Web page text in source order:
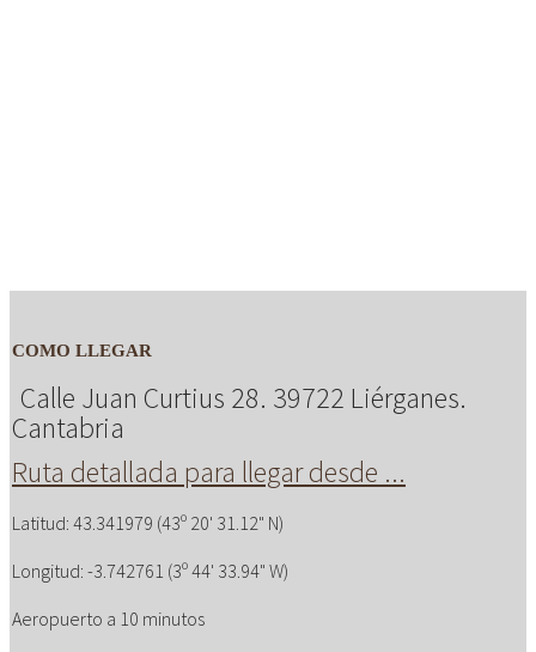
COMO LLEGAR
Calle Juan Curtius 28. 39722 Liérganes.
Cantabria
Ruta detallada para llegar desde ...
Latitud: 43.341979 (43º 20' 31.12" N)
Longitud: -3.742761 (3º 44' 33.94" W)
Aeropuerto a 10 minutos